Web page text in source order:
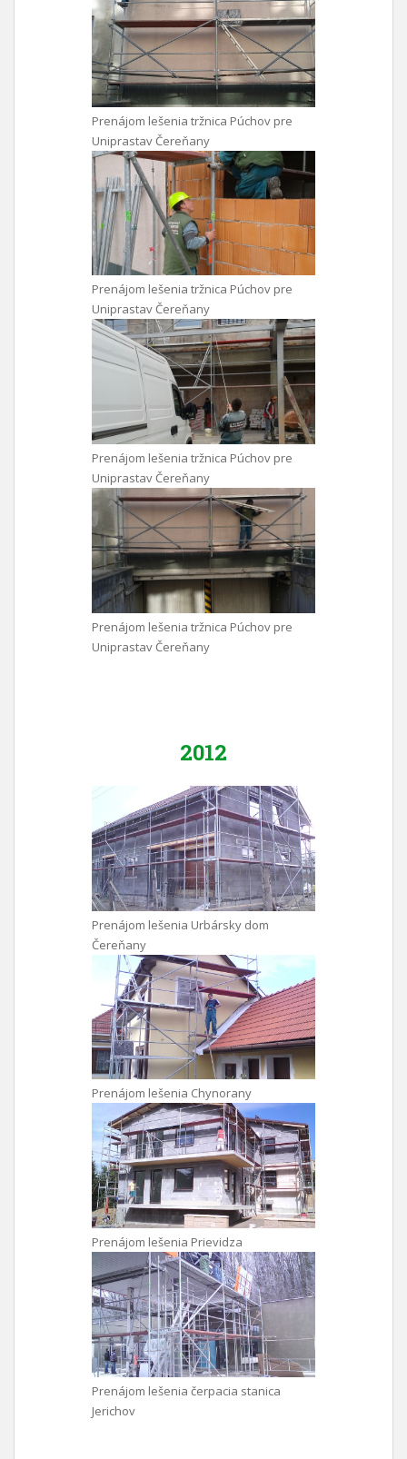
Prenájom lešenia tržnica Púchov pre
Uniprastav Čereňany
Prenájom lešenia tržnica Púchov pre
Uniprastav Čereňany
Prenájom lešenia tržnica Púchov pre
Uniprastav Čereňany
Prenájom lešenia tržnica Púchov pre
Uniprastav Čereňany
2012
Prenájom lešenia Urbársky dom
Čereňany
Prenájom lešenia Chynorany
Prenájom lešenia Prievidza
Prenájom lešenia čerpacia stanica
Jerichov